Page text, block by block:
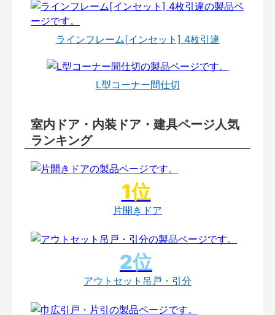
ラインフレーム[インセット] 4枚引違
L型コーナー間仕切
室内ドア・内装ドア・建具ページ人気
ランキング
片開きドア
アウトセット吊戸・引分